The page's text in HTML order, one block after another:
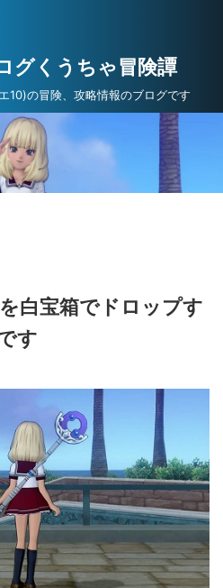
グくうちゃ冒険譚
10)の冒険、攻略情報のブログです
白宝箱でドロップす
す